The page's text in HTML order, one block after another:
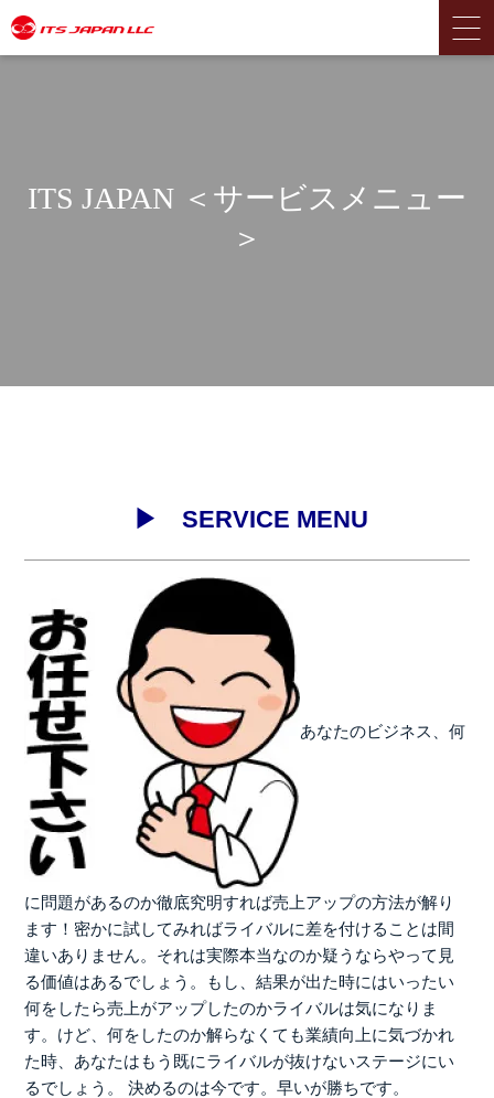
ITS JAPAN ＜サービスメニュー
＞
▶ SERVICE MENU
あなたのビジネス、何
に問題があるのか徹底究明すれば売上アップの方法が解り
ます！密かに試してみればライバルに差を付けることは間
違いありません。それは実際本当なのか疑うならやって見
る価値はあるでしょう。もし、結果が出た時にはいったい
何をしたら売上がアップしたのかライバルは気になりま
す。けど、何をしたのか解らなくても業績向上に気づかれ
た時、あなたはもう既にライバルが抜けないステージにい
るでしょう。 決めるのは今です。早いが勝ちです。